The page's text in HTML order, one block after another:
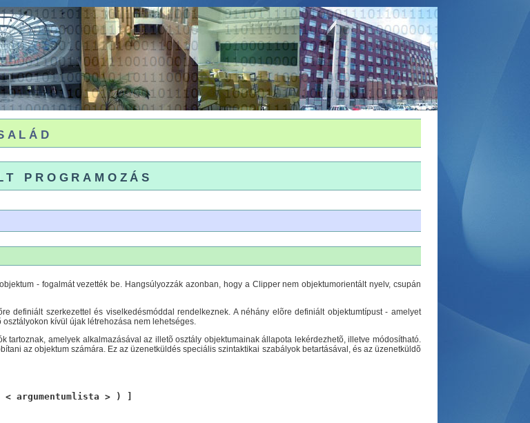
programozás
- fogalmát vezették be. Hangsúlyozzák azonban, hogy a Clipper nem objektumorientált nyelv, csupán
definiált szerkezettel és viselkedésmóddal rendelkeznek. A néhány elõre definiált objektumtípust - amelyet
kívül újak létrehozása nem lehetséges.
tartoznak, amelyek alkalmazásával az illetõ osztály objektumainak állapota lekérdezhetõ, illetve módosítható.
az objektum számára. Ez az üzenetküldés speciális szintaktikai szabályok betartásával, és az üzenetküldõ
argumentumlista > ) ]